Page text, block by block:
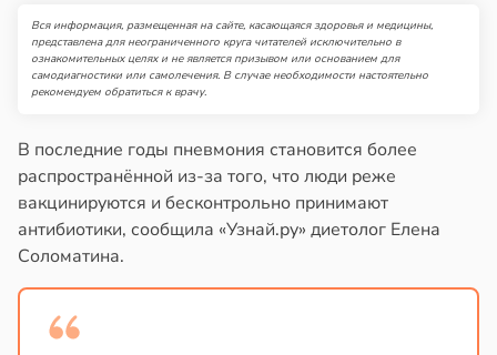
в20:41
Вся информация, размещенная на сайте, касающаяся здоровья и медицины,
представлена для неограниченного круга читателей исключительно в
ознакомительных целях и не является призывом или основанием для
самодиагностики или самолечения. В случае необходимости настоятельно
рекомендуем обратиться к врачу.
В последние годы пневмония становится более
распространённой из-за того, что люди реже
вакцинируются и бесконтрольно принимают
антибиотики, сообщила «Узнай.ру» диетолог Елена
Соломатина.
в19:27